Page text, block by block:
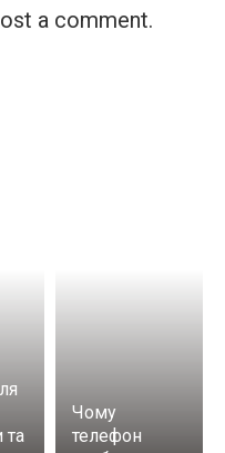
a comment.
та
Чому
телефон